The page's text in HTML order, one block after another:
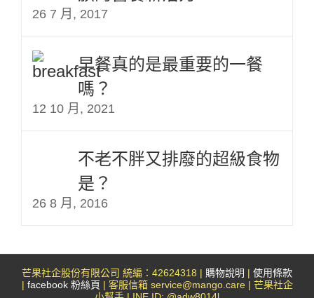
26 7 月, 2017
早餐真的是最重要的一餐
嗎？
12 10 月, 2021
不老不胖又排廢的超級食物
是？
26 8 月, 2016
芒果社企股份有限公司 統編：42624318 | 購物說明 | 使用條款
| facebook 粉絲頁 | 客服信箱 service@mango.care | 芒果社企